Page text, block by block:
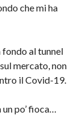
che mi ha
fondo al tunnel
mercato, non
il Covid-19.
un po’ fioca…